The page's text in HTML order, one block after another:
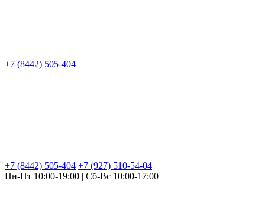
+7 (8442) 505-404
+7 (8442) 505-404 +7 (927) 510-54-04
Пн-Пт 10:00-19:00 | Сб-Вс 10:00-17:00